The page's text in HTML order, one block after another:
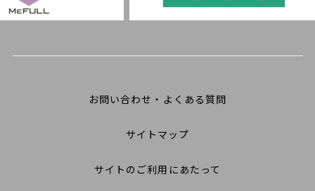
お問い合わせ・よくある質問
サイトマップ
サイトのご利用にあたって